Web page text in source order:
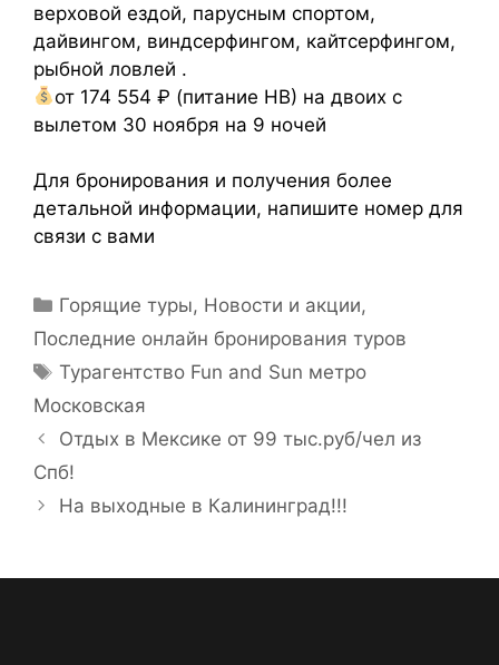
верховой ездой, парусным спортом,
дайвингом, виндсерфингом, кайтсерфингом,
рыбной ловлей .
от 174 554 ₽ (питание НВ) на двоих с
вылетом 30 ноября на 9 ночей
Для бронирования и получения более
детальной информации, напишите номер для
связи с вами
Горящие туры, Новости и акции,
Последние онлайн бронирования туров
Турагентство Fun and Sun метро
Московская
Отдых в Мексике от 99 тыс.руб/чел из
Спб!
На выходные в Калининград!!!